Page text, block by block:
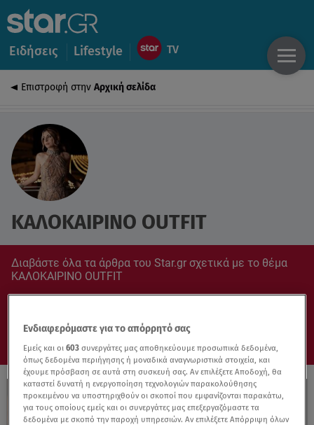
Ειδήσεις Lifestyle
Επιστροφή στην Αρχική σελίδα
ΚΑΛΟΚΑΙΡΙΝΟ OUTFIT
Διαβάστε όλα τα άρθρα του Star.gr σχετικά με το θέμα
ΚΑΛΟΚΑΙΡΙΝΟ OUTFIT
Ενδιαφερόμαστε για το απόρρητό σας
Εμείς και οι603 συνεργάτες μας αποθηκεύουμε προσωπικά δεδομένα,
όπως δεδομένα περιήγησης ή μοναδικά αναγνωριστικά στοιχεία, και
έχουμε πρόσβαση σε αυτά στη συσκευή σας. Αν επιλέξετε Αποδοχή, θα
καταστεί δυνατή η ενεργοποίηση τεχνολογιών παρακολούθησης
προκειμένου να υποστηριχθούν οι σκοποί που εμφανίζονται παρακάτω,
για τους οποίους εμείς και οι συνεργάτες μας επεξεργαζόμαστε τα
δεδομένα με σκοπό την παροχή υπηρεσιών. Αν επιλέξετε Απόρριψη όλων